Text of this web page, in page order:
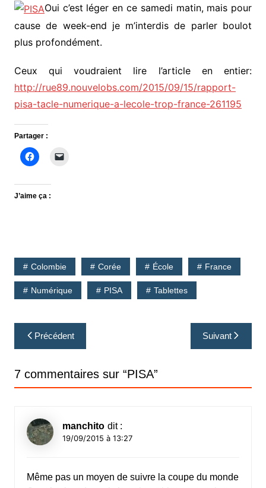
Oui c’est léger en ce samedi matin, mais pour
cause de week-end je m’interdis de parler boulot
plus profondément.
Ceux qui voudraient lire l’article en entier:
http://rue89.nouvelobs.com/2015/09/15/rapport-
pisa-tacle-numerique-a-lecole-trop-france-261195
Partager :
J’aime ça :
Colombie Corée École France
Numérique PISA Tablettes
Navigation
de
l’article
Précédent Suivant
7 commentaires sur “PISA”
manchito dit :
19/09/2015 à 13:27
Même pas un moyen de suivre la coupe du monde